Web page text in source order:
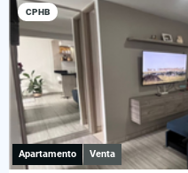
CPHB
Apartamento Venta